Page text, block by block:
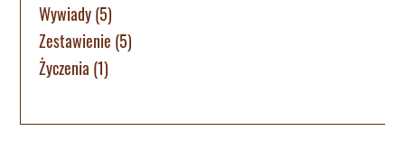
Wywiady(5)
Zestawienie (5)
Życzenia (1)